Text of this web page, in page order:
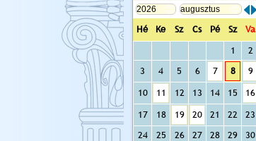
Hé Ke Sz Cs Pé Sz
Va
1
2
3
4 5 6 7 8 9
10 11 12 13 14 15 16
17 18 19 20 21 22
23
24
25 26 27 28 29
30